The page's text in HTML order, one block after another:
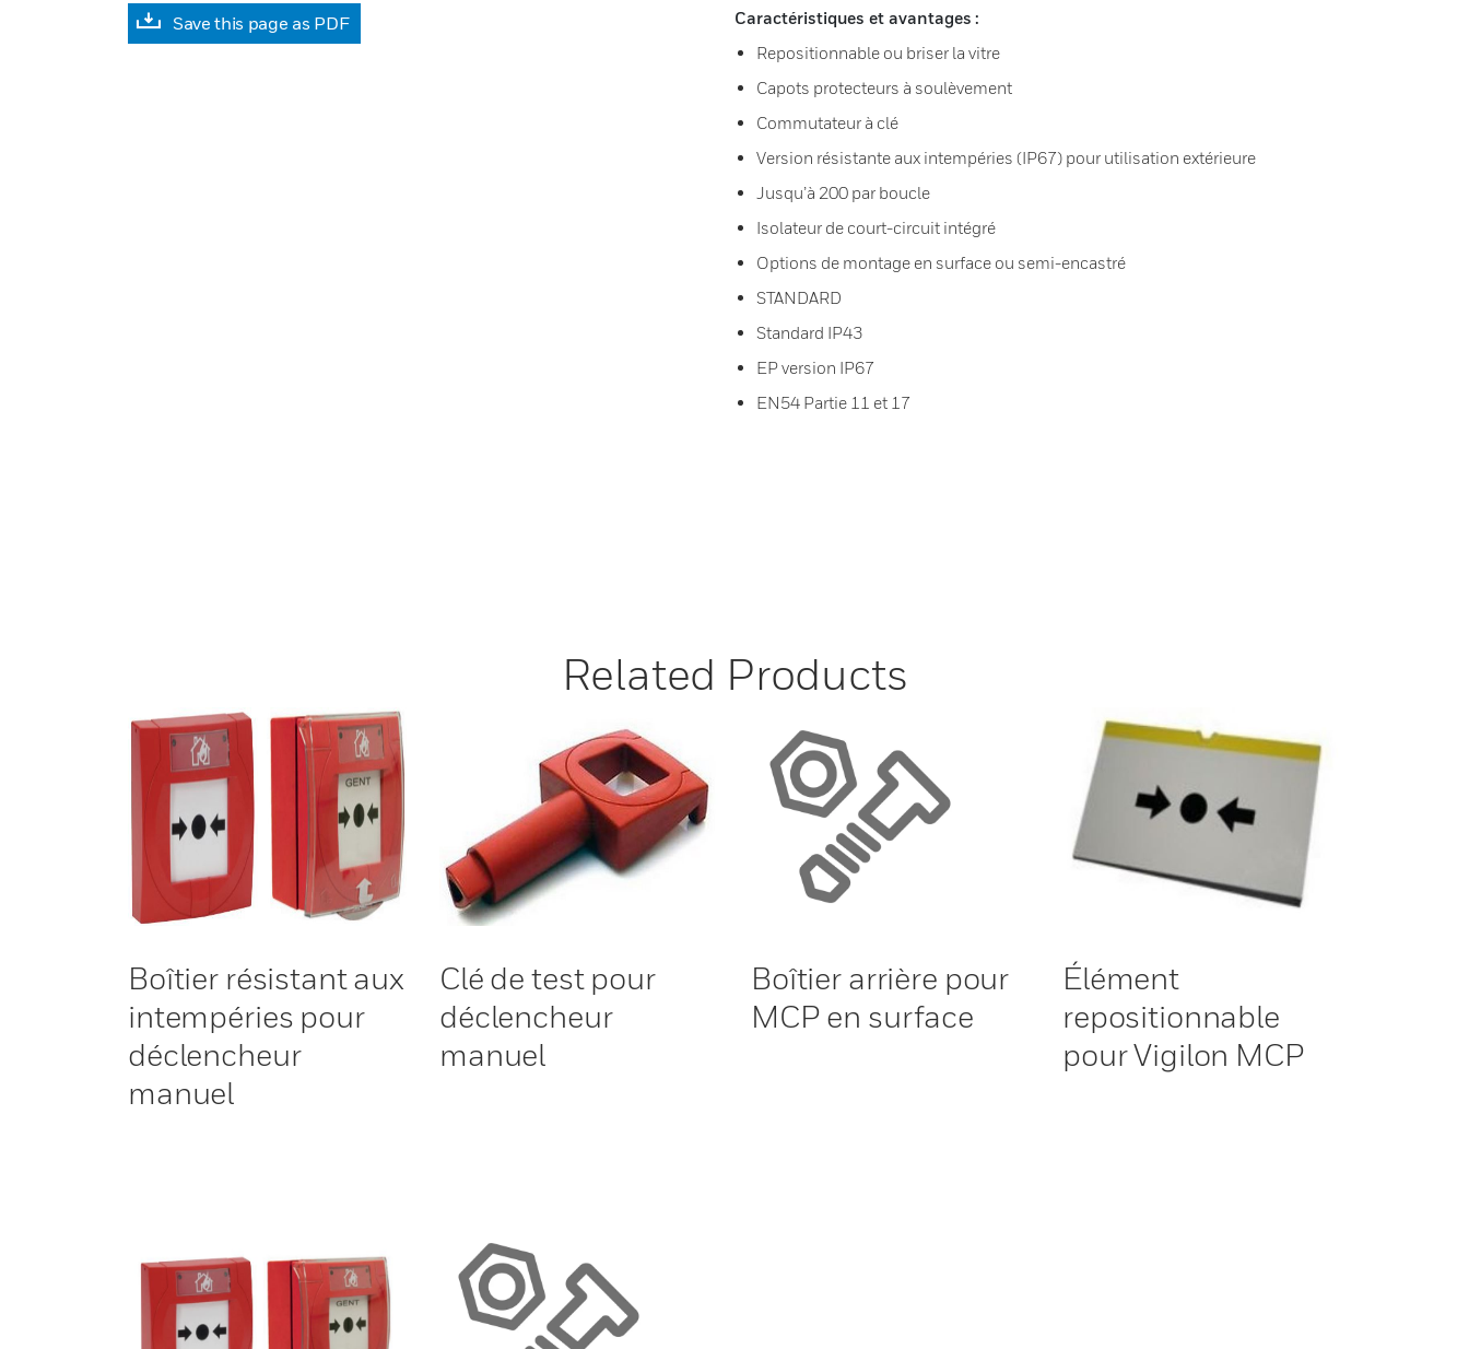
Save this page as PDF
Caractéristiques et avantages :
Repositionnable ou briser la vitre
Capots protecteurs à soulèvement
Commutateur à clé
Version résistante aux intempéries (IP67) pour utilisation extérieure
Jusqu’à 200 par boucle
Isolateur de court-circuit intégré
Options de montage en surface ou semi-encastré
STANDARD
Standard IP43
EP version IP67
EN54 Partie 11 et 17
Related Products
Boîtier résistant aux
intempéries pour
déclencheur
manuel
Clé de test pour
déclencheur
manuel
Boîtier arrière pour
MCP en surface
Élément
repositionnable
pour Vigilon MCP